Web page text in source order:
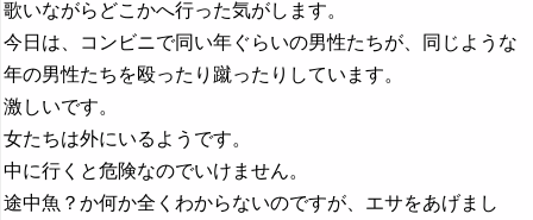
歌いながらどこかへ行った気がします。
今日は、コンビニで同い年ぐらいの男性たちが、同じような
年の男性たちを殴ったり蹴ったりしています。
激しいです。
女たちは外にいるようです。
中に行くと危険なのでいけません。
途中魚？か何か全くわからないのですが、エサをあげまし